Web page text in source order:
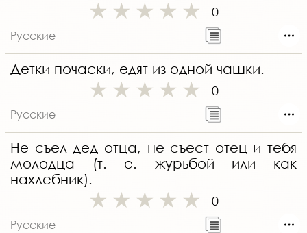
0
Русские
Детки почаски, едят из одной чашки.
0
Русские
Не съел дед отца, не съест отец и тебя
молодца (т. е. журьбой или как
нахлебник).
0
Русские